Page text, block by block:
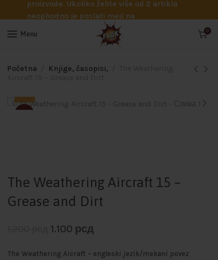
proizvode. Ukoliko želite više od 2 artikla
neophodno je poslati mejl na
info@flakhobby.com sa preciznim šiframa
proizvoda. Svakako nas možete pozvati
potrebna pomoć oko odabira.
Menu 0
Početna Knjige, časopisi,
The Weathering Aircraft 15 –
Grease and Dirt
1.100 рсд
The Weathering Aicraft – engleski jezik/mekani povez